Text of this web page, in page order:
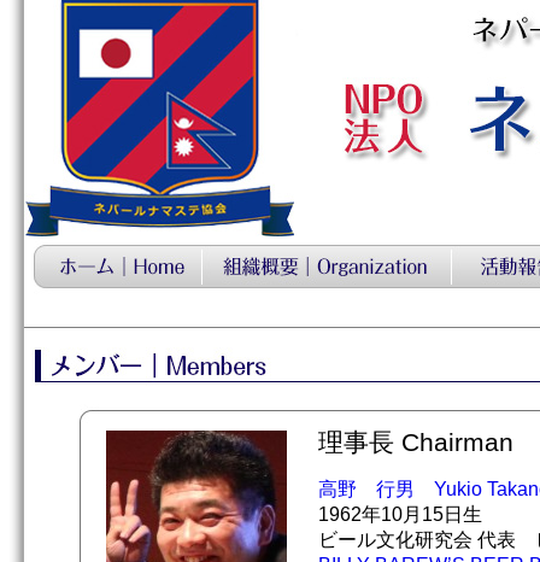
理事長 Chairman
高野 行男 Yukio
1962年10月15日生
ビール文化研究会 代表